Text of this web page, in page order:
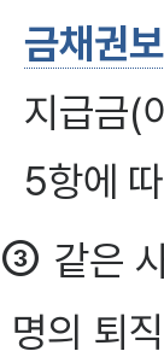
금채권
지급금(
5항에
③ 같은
명의 퇴